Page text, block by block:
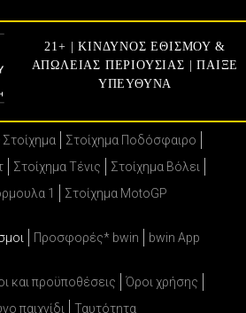
21+ | ΚΙΝΔΥΝΟΣ ΕΘΙΣΜΟΥ &
ΑΠΩΛΕΙΑΣ ΠΕΡΙΟΥΣΙΑΣ | ΠΑΙΞΕ
ΥΠΕΥΘΥΝΑ
Στοίχημα
Στοίχημα Ποδόσφαιρο
Στοίχημα Τένις
Στοίχημα Βόλει
1
Στοίχημα MotoGP
Προσφορές* bwin bwin App
και προϋποθέσεις
Όροι χρήσης
παιχνίδι
Ταυτότητα